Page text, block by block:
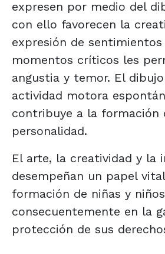
expresen por medio del
con ello favorecen la
expresión de sentimientos
momentos críticos les
angustia y temor. El
actividad motora
contribuye a la formación
personalidad.
El arte, la creatividad y la
desempeñan un papel
formación de niñas y
consecuentemente en la
protección de sus